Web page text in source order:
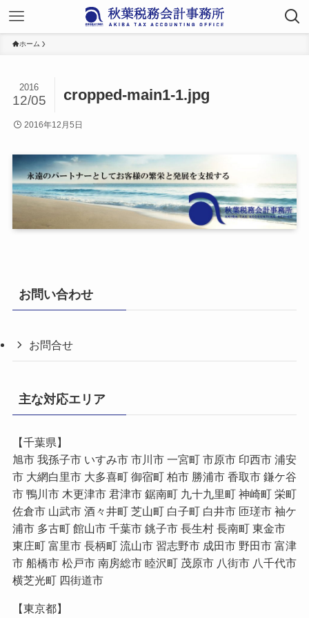
ホーム
cropped-main1-1.jpg
2016
12/05
2016年12月5日
お問い合わせ
お問合せ
主な対応エリア
【千葉県】
旭市 我孫子市 いすみ市 市川市 一宮町 市原市 印西市 浦安
市 大網白里市 大多喜町 御宿町 柏市 勝浦市 香取市 鎌ケ谷
市 鴨川市 木更津市 君津市 鋸南町 九十九里町 神崎町 栄町
佐倉市 山武市 酒々井町 芝山町 白子町 白井市 匝瑳市 袖ケ
浦市 多古町 館山市 千葉市 銚子市 長生村 長南町 東金市
東庄町 富里市 長柄町 流山市 習志野市 成田市 野田市 富津
市 船橋市 松戸市 南房総市 睦沢町 茂原市 八街市 八千代市
横芝光町 四街道市
【東京都】